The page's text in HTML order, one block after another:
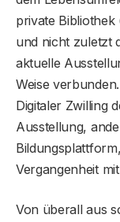
private
und nicht zuletzt
aktuelle
Weise
Digitaler Zwilling
Ausstellung,
Vergangenheit
Von überall aus